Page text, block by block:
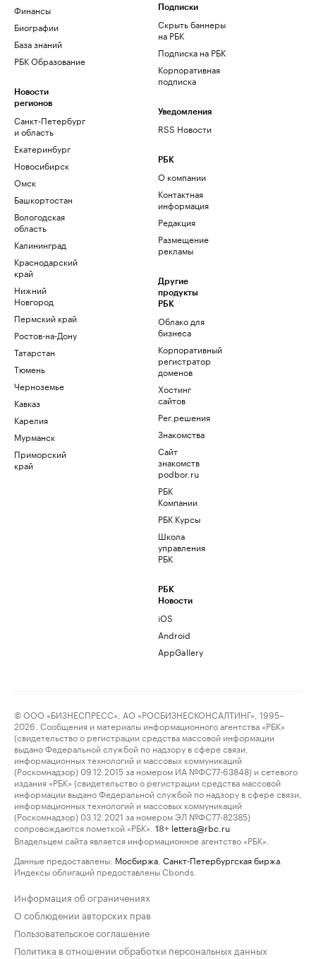
Финансы
Биографии
База знаний
РБК Образование
Новости
регионов
Санкт-Петербург
и область
Екатеринбург
Новосибирск
Омск
Башкортостан
Вологодская
область
Калининград
Краснодарский
край
Нижний
Новгород
Пермский край
Ростов-на-Дону
Татарстан
Тюмень
Черноземье
Кавказ
Карелия
Мурманск
Приморский
край
Подписки
Скрыть баннеры
на РБК
Подписка на РБК
Корпоративная
подписка
Уведомления
RSS Новости
РБК
О компании
Контактная
информация
Редакция
Размещение
рекламы
Другие
продукты
РБК
Облако для
бизнеса
Корпоративный
регистратор
доменов
Хостинг
сайтов
Рег.решения
Знакомства
Сайт
знакомств
podbor.ru
РБК
Компании
РБК Курсы
Школа
управления
РБК
РБК
Новости
iOS
Android
AppGallery
© ООО «БИЗНЕСПРЕСС», АО «РОСБИЗНЕСКОНСАЛТИНГ», 1995–
2026. Сообщения и материалы информационного агентства «РБК»
(свидетельство о регистрации средства массовой информации
выдано Федеральной службой по надзору в сфере связи,
информационных технологий и массовых коммуникаций
(Роскомнадзор) 09.12.2015 за номером ИА №ФС77-63848) и сетевого
издания «РБК» (свидетельство о регистрации средства массовой
информации выдано Федеральной службой по надзору в сфере связи,
информационных технологий и массовых коммуникаций
(Роскомнадзор) 03.12.2021 за номером ЭЛ №ФС77-82385)
сопровождаются пометкой «РБК».
18+ letters@rbc.ru
Владельцем сайта является информационное агентство «РБК».
Данные предоставлены: Мосбиржа Санкт-Петербургская биржа
Индексы облигаций предоставлены Cbonds.
Информация об ограничениях
О соблюдении авторских прав
Пользовательское соглашение
Политика в отношении обработки персональных данных